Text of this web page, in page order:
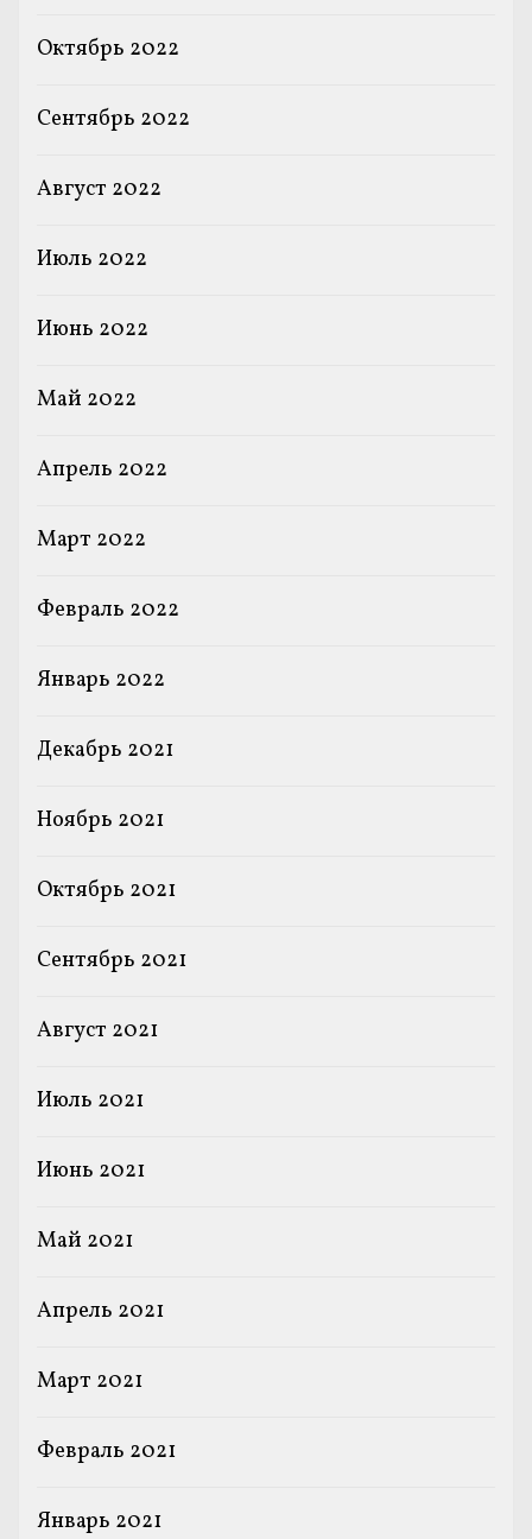
Октябрь 2022
Сентябрь 2022
Август 2022
Июль 2022
Июнь 2022
Май 2022
Апрель 2022
Март 2022
Февраль 2022
Январь 2022
Декабрь 2021
Ноябрь 2021
Октябрь 2021
Сентябрь 2021
Август 2021
Июль 2021
Июнь 2021
Май 2021
Апрель 2021
Март 2021
Февраль 2021
Январь 2021